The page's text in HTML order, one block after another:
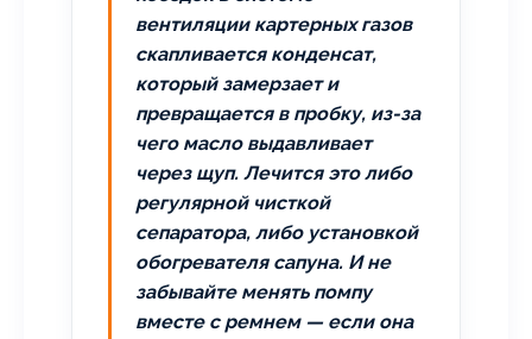
вентиляции картерных газов
скапливается конденсат,
который замерзает и
превращается в пробку, из-за
чего масло выдавливает
через щуп. Лечится это либо
регулярной чисткой
сепаратора, либо установкой
обогревателя сапуна. И не
забывайте менять помпу
вместе с ремнем — если она